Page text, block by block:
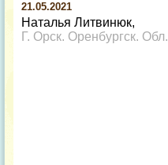
21.05.2021
Наталья Литвинюк
Г. Орск. Оренбургск. Обл.